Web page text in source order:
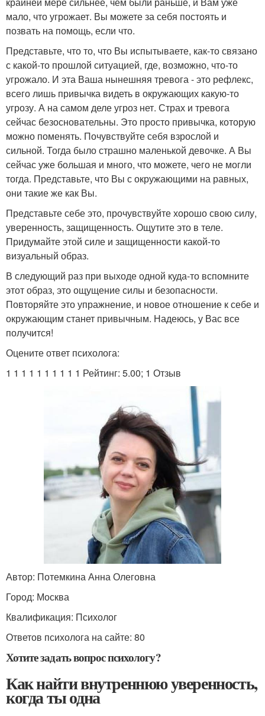
мало, что угрожает. Вы можете за себя постоять и
позвать на помощь, если что.
Представьте, что то, что Вы испытываете, как-то связано
с какой-то прошлой ситуацией, где, возможно, что-то
угрожало. И эта Ваша нынешняя тревога - это рефлекс,
всего лишь привычка видеть в окружающих какую-то
угрозу. А на самом деле угроз нет. Страх и тревога
сейчас безосновательны. Это просто привычка, которую
можно поменять. Почувствуйте себя взрослой и
сильной. Тогда было страшно маленькой девочке. А Вы
сейчас уже большая и много, что можете, чего не могли
тогда. Представьте, что Вы с окружающими на равных,
они такие же как Вы.
Представьте себе это, прочувствуйте хорошо свою силу,
уверенность, защищенность. Ощутите это в теле.
Придумайте этой силе и защищенности какой-то
визуальный образ.
В следующий раз при выходе одной куда-то вспомните
этот образ, это ощущение силы и безопасности.
Повторяйте это упражнение, и новое отношение к себе и
окружающим станет привычным. Надеюсь, у Вас все
получится!
Оцените ответ психолога:
1 1 1 1 1 1 1 1 1 1 Рейтинг: 5.00; 1 Отзыв
Автор: Потемкина Анна Олеговна
Город: Москва
Квалификация: Психолог
Ответов психолога на сайте: 80
Хотите задать вопрос психологу?
Как найти внутреннюю уверенность,
когда ты одна